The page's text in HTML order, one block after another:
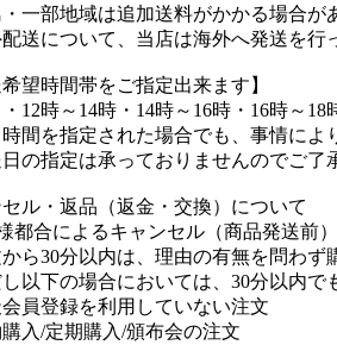
一部地域は追加送料がかかる場合が
送について、当店は海外へ発送を行
希望時間帯をご指定出来ます】
12時～14時・14時～16時・16時～18
間を指定された場合でも、事情によ
の指定は承っておりませんのでご了
ル・返品（返金・交換）について
都合によるキャンセル（商品発送前）
ら30分以内は、理由の有無を問わず
以下の場合においては、30分以内で
会員登録を利用していない注文
購入/定期購入/頒布会の注文